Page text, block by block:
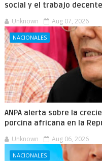
social y el trabajo decente
Unknown Aug 07, 2026
NACIONALES
ANPA alerta sobre la
porcina africana en la
Unknown Aug 06, 2026
NACIONALES